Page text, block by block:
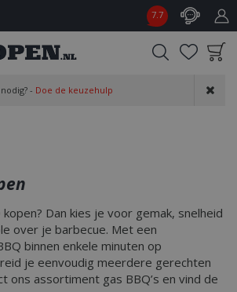
7.7
aan wensenlijst
- Doe de keuzehulp
Dan kies je voor gemak, snelheid
over je barbecue. Met een
binnen enkele minuten op
je eenvoudig meerdere gerechten
ons assortiment gas BBQ’s en vind de